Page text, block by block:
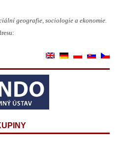
geografie, sociologie a ekonomie.